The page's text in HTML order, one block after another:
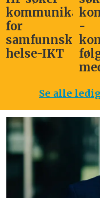
for
helse-IKT
-
Se alle